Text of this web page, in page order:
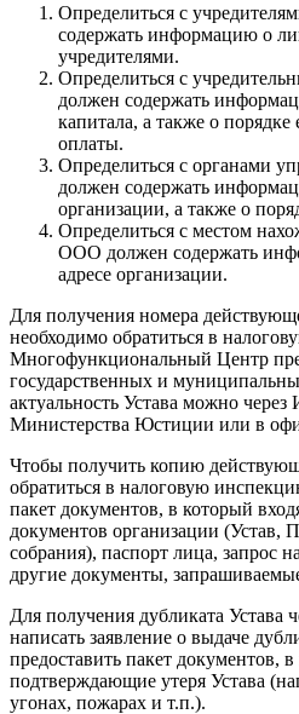
Определиться с
содержать информацию о
учредителями.
Определиться с
должен содержать
капитала, а также о
оплаты.
Определиться с органами
должен содержать
организации, а также о
Определиться с местом
ООО должен содержать
адресе организации.
Для получения номера
необходимо обратиться в
Многофункциональный Центр
государственных и
актуальность Устава можно через
Министерства Юстиции или в
Чтобы получить копию
обратиться в налоговую
пакет документов, в который
документов организации (Устав,
собрания), паспорт лица, запрос
другие документы,
Для получения дубликата
написать заявление о выдаче
предоставить пакет документов,
подтверждающие утеря Устава
угонах, пожарах и т.п.).